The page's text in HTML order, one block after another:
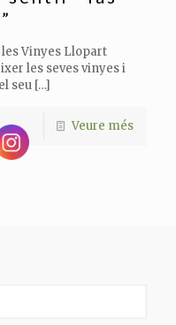
Vinyes Llopart
les seves vinyes i
seu […]
Veure més